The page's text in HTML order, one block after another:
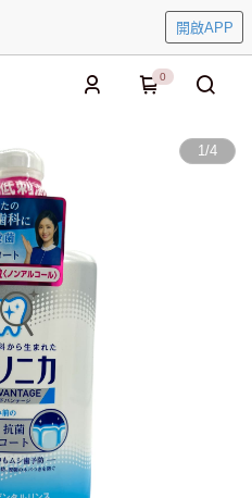
開啟APP
0
1/4